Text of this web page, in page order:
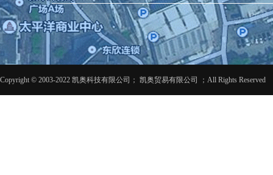
Copyright © 2003-2022 凯奥科技有限公司； 凯奥贸易有限公司 ；All Rights Reserved